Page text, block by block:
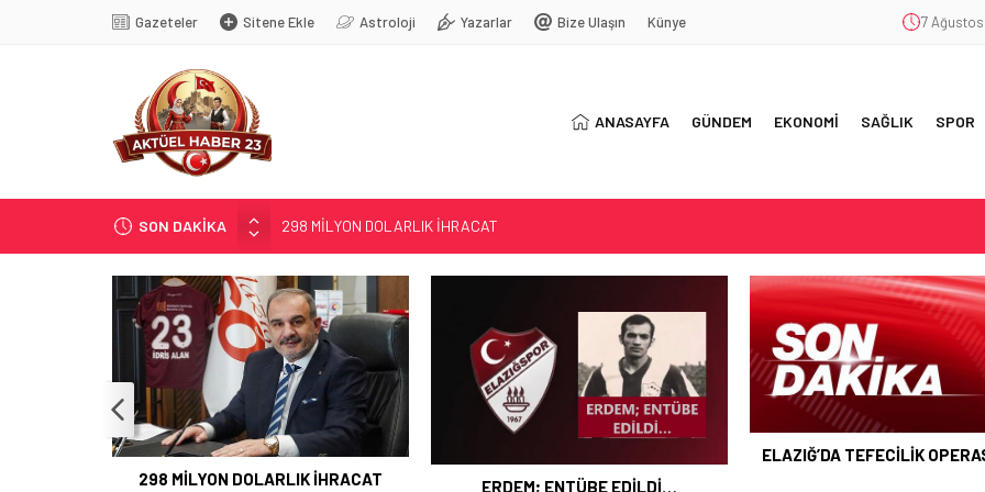
Gazeteler Sitene Ekle Astroloji Yazarlar Bize Ulaşın Künye 7
ANASAYFA GÜNDEM EKONOMİ SAĞLIK SPOR
SON DAKİKA
298 MİLYON DOLARLIK İHRACAT
ERDEM; ENTÜBE EDİLDİ…
ELAZIĞ’DA TEFECİLİK OPERASYONU
YRP’DEN, KARAYOLCULARA TEŞEKKÜR
TÜRK OĞUZ BOYLARI
298 MİLYON DOLARLIK İHRACAT ERDEM; ENTÜBE EDİLDİ…
ELAZIĞ’DA TEFECİLİK